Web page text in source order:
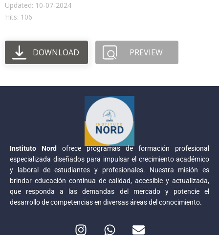
Updated: 10-07-2024
Hits: 106
DOWNLOAD PREVIEW
Instituto Nord
ofrece programas de formación profesional
especializada diseñados para impulsar el crecimiento académico
y laboral de estudiantes y profesionales. Nuestra misión es
brindar educación continua de calidad, accesible y actualizada,
que responda a las demandas del mercado y potencie el
desarrollo de competencias en diversas áreas del conocimiento.